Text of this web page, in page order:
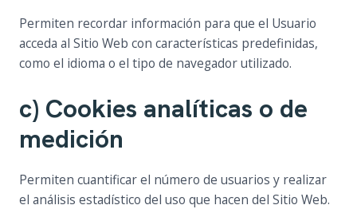
Permiten recordar información para que el Usuario
acceda al Sitio Web con características predefinidas,
como el idioma o el tipo de navegador utilizado.
c) Cookies analíticas o de
medición
Permiten cuantificar el número de usuarios y realizar
el análisis estadístico del uso que hacen del Sitio Web.